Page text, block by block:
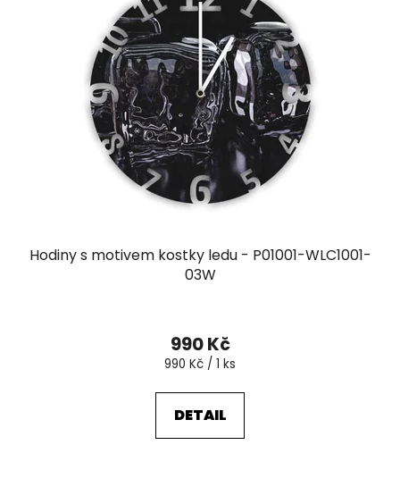
Hodiny s motivem kostky ledu - P01001-WLC1001-
03W
990 Kč
Měrná
990 Kč / 1 ks
DETAIL